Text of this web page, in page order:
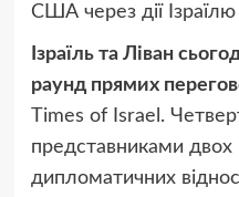
США через дії Ізраїлю
Ізраїль та Ліван
раунд прямих
Times of Israel.
представниками двох
дипломатичних